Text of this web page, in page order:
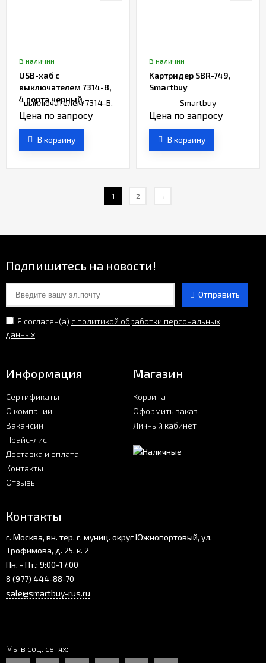
В наличии
USB-хaб с
выключателем 7314-B,
4 порта черный,
Smartbuy
Цена по запросу
В корзину
В наличии
Картридер SBR-749,
Smartbuy
Цена по запросу
В корзину
1 2 →
Подпишитесь на новости!
Отправить
Я согласен(a) с политикой обработки персональных
данных
Информация
Сертификаты
О компании
Вакансии
Прайс-лист
Доставка и оплата
Контакты
Отзывы
Магазин
Корзина
Оформить заказ
Личный кабинет
Контакты
г. Москва, вн. тер. г. муниц. округ Южнопортовый, ул.
Трофимова, д. 25, к. 2
Пн. - Пт.: 9:00-17:00
8 (977) 444-88-70
sale@smartbuy-rus.ru
Мы в соц. сетях